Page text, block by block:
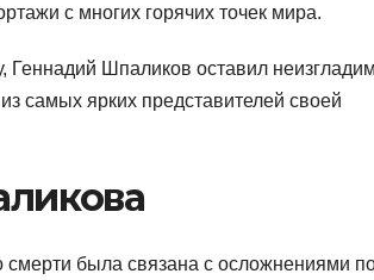
с многих горячих точек мира.
Геннадий Шпаликов оставил
самых ярких представителей своей
была связана с осложнениями